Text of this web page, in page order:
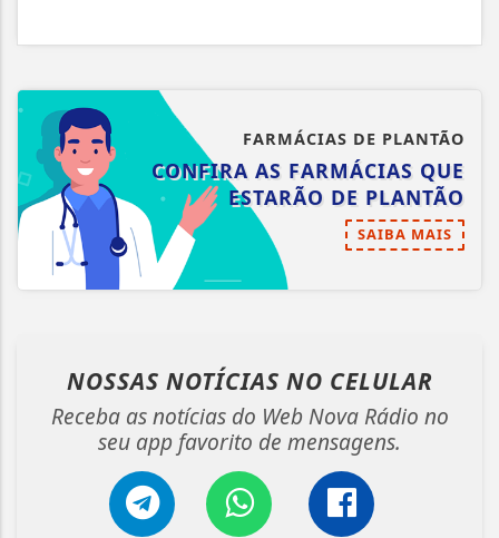
FARMÁCIAS DE PLANTÃO
CONFIRA AS FARMÁCIAS QUE
ESTARÃO DE PLANTÃO
SAIBA MAIS
NOSSAS NOTÍCIAS NO CELULAR
Receba as notícias do Web Nova Rádio no
seu app favorito de mensagens.